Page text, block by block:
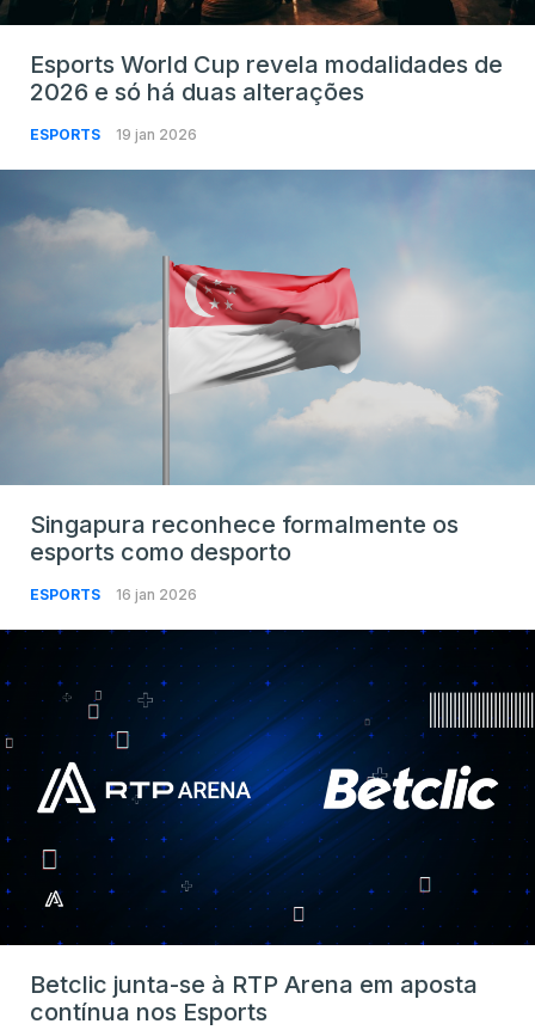
Esports World Cup revela modalidades de
2026 e só há duas alterações
ESPORTS 19 jan 2026
Singapura reconhece formalmente os
esports como desporto
ESPORTS 16 jan 2026
Betclic junta-se à RTP Arena em aposta
contínua nos Esports